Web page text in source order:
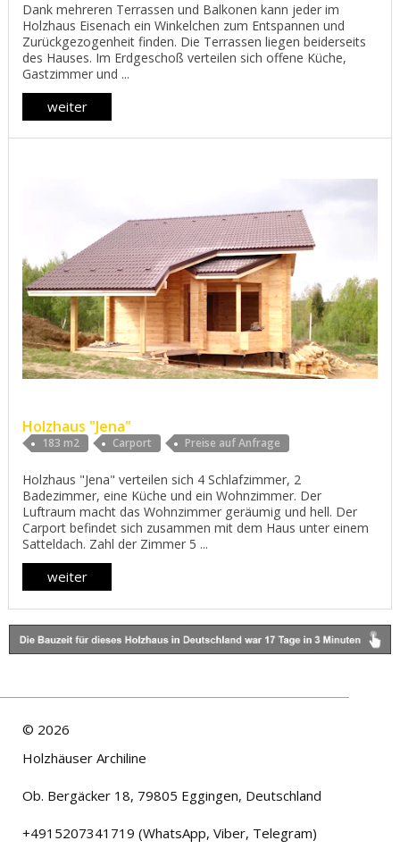
Dank mehreren Terrassen und Balkonen kann jeder im
Holzhaus Eisenach ein Winkelchen zum Entspannen und
Zurückgezogenheit finden. Die Terrassen liegen beiderseits
des Hauses. Im Erdgeschoß verteilen sich offene Küche,
Gastzimmer und ...
weiter
Holzhaus "Jena"
183 m2 Carport Preise auf Anfrage
Holzhaus "Jena" verteilen sich 4 Schlafzimmer, 2
Badezimmer, eine Küche und ein Wohnzimmer. Der
Luftraum macht das Wohnzimmer geräumig und hell. Der
Carport befindet sich zusammen mit dem Haus unter einem
Satteldach. Zahl der Zimmer 5 ...
weiter
© 2026
Holzhäuser Archiline
Ob. Bergäcker 18, 79805 Eggingen, Deutschland
+4915207341719 (WhatsApp, Viber, Telegram)